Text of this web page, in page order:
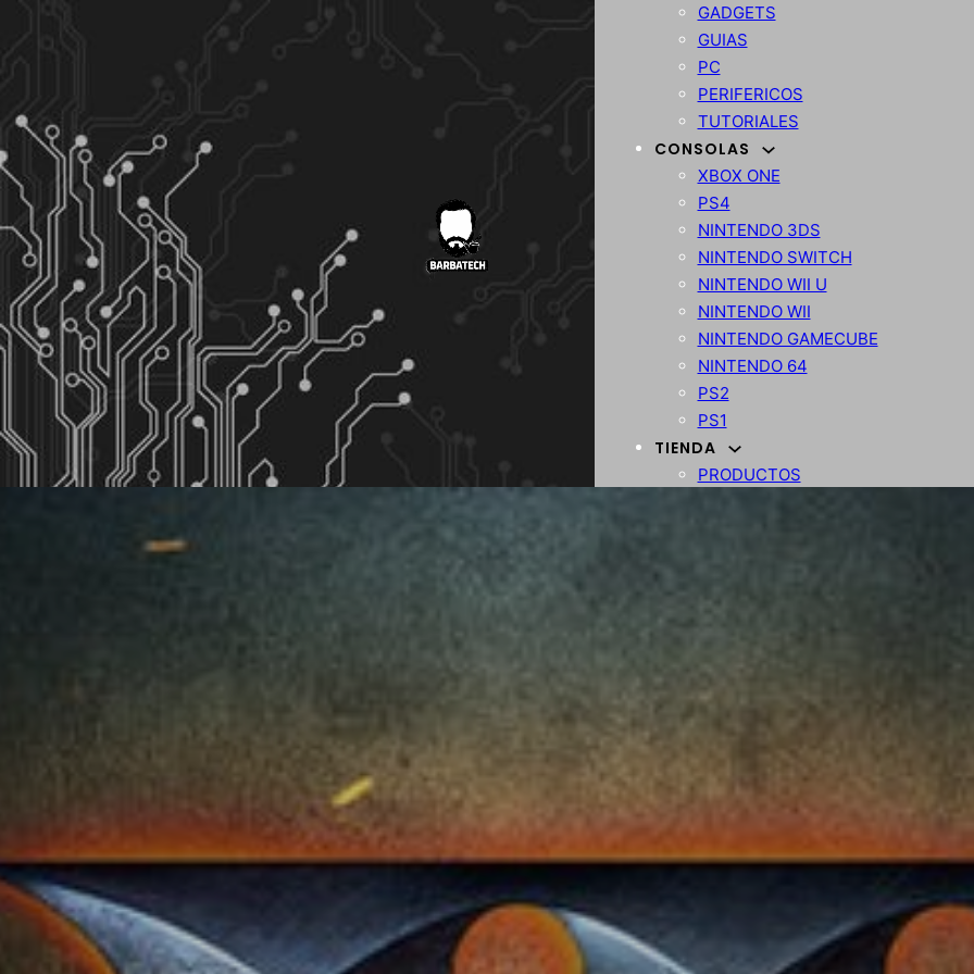
GADGETS
GUIAS
PC
PERIFERICOS
TUTORIALES
CONSOLAS
XBOX ONE
PS4
NINTENDO 3DS
NINTENDO SWITCH
NINTENDO WII U
NINTENDO WII
NINTENDO GAMECUBE
NINTENDO 64
PS2
PS1
TIENDA
PRODUCTOS
ENTRETENIMIENTO
NOTICIAS
OTROS
CÓDIGOS DE PROGRAMACIÓN